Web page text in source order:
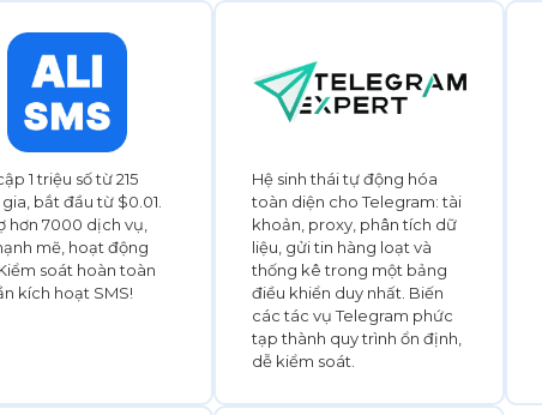
1 triệu số từ 215
bắt đầu từ $0.01.
hơn 7000 dịch vụ,
mẽ, hoạt động
soát hoàn toàn
kích hoạt SMS!
Hệ sinh thái tự động hóa
toàn diện cho Telegram: tài
khoản, proxy, phân tích dữ
liệu, gửi tin hàng loạt và
thống kê trong một bảng
điều khiển duy nhất. Biến
các tác vụ Telegram phức
tạp thành quy trình ổn định,
dễ kiểm soát.